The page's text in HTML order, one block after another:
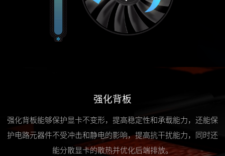
强化背板
强化背板能够保护显卡不变形，提高稳定性和承载能力，还能保
护电路元器件不受冲击和静电的影响，提高抗干扰能力，同时还
能分散显卡的散热并优化后端排放。